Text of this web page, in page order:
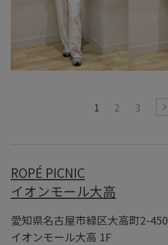
1 2 3
ROPÉ PICNIC
イオンモール大高
愛知県名古屋市緑区大高町2-450
イオンモール大高 1F